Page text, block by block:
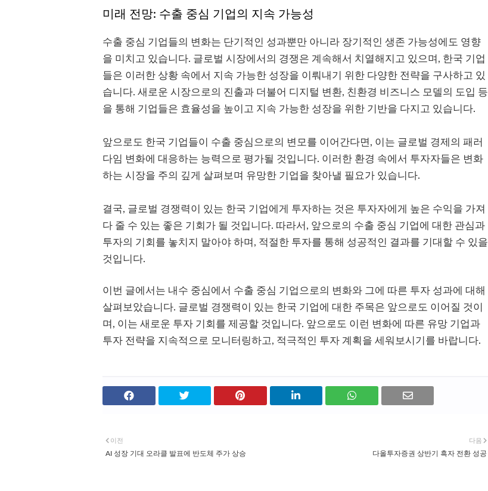
미래 전망: 수출 중심 기업의 지속 가능성
수출 중심 기업들의 변화는 단기적인 성과뿐만 아니라 장기적인 생존 가능성에도 영향
을 미치고 있습니다. 글로벌 시장에서의 경쟁은 계속해서 치열해지고 있으며, 한국 기업
들은 이러한 상황 속에서 지속 가능한 성장을 이뤄내기 위한 다양한 전략을 구사하고 있
습니다. 새로운 시장으로의 진출과 더불어 디지털 변환, 친환경 비즈니스 모델의 도입 등
을 통해 기업들은 효율성을 높이고 지속 가능한 성장을 위한 기반을 다지고 있습니다.
앞으로도 한국 기업들이 수출 중심으로의 변모를 이어간다면, 이는 글로벌 경제의 패러
다임 변화에 대응하는 능력으로 평가될 것입니다. 이러한 환경 속에서 투자자들은 변화
하는 시장을 주의 깊게 살펴보며 유망한 기업을 찾아낼 필요가 있습니다.
결국, 글로벌 경쟁력이 있는 한국 기업에게 투자하는 것은 투자자에게 높은 수익을 가져
다 줄 수 있는 좋은 기회가 될 것입니다. 따라서, 앞으로의 수출 중심 기업에 대한 관심과
투자의 기회를 놓치지 말아야 하며, 적절한 투자를 통해 성공적인 결과를 기대할 수 있을
것입니다.
이번 글에서는 내수 중심에서 수출 중심 기업으로의 변화와 그에 따른 투자 성과에 대해
살펴보았습니다. 글로벌 경쟁력이 있는 한국 기업에 대한 주목은 앞으로도 이어질 것이
며, 이는 새로운 투자 기회를 제공할 것입니다. 앞으로도 이런 변화에 따른 유망 기업과
투자 전략을 지속적으로 모니터링하고, 적극적인 투자 계획을 세워보시기를 바랍니다.
다음
다올투자증권 상반기 흑자 전환 성공
이전
AI 성장 기대 오라클 발표에 반도체 주가 상승